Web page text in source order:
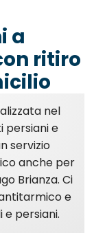
a
ritiro
nel
persiani e
servizio
anche per
Brianza. Ci
e
persiani.